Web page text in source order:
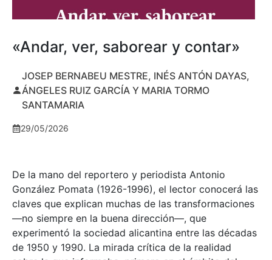
«Andar, ver, saborear y contar»
JOSEP BERNABEU MESTRE, INÉS ANTÓN DAYAS,
ÁNGELES RUIZ GARCÍA Y MARIA TORMO
SANTAMARIA
29/05/2026
De la mano del reportero y periodista Antonio
González Pomata (1926-1996), el lector conocerá las
claves que explican muchas de las transformaciones
—no siempre en la buena dirección—, que
experimentó la sociedad alicantina entre las décadas
de 1950 y 1990. La mirada crítica de la realidad